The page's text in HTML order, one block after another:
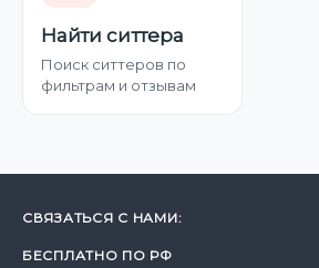
Найти ситтера
Поиск ситтеров по
фильтрам и отзывам
СВЯЗАТЬСЯ С НАМИ:
БЕСПЛАТНО ПО РФ